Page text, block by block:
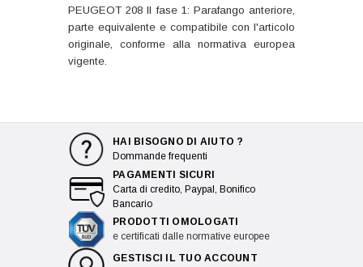
PEUGEOT 208 II fase 1: Parafango anteriore,
parte equivalente e compatibile con l'articolo
originale, conforme alla normativa europea
vigente.
HAI BISOGNO DI AIUTO ?
Dommande frequenti
PAGAMENTI SICURI
Carta di credito, Paypal, Bonifico
Bancario
PRODOTTI OMOLOGATI
e certificati dalle normative europee
GESTISCI IL TUO ACCOUNT